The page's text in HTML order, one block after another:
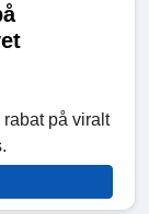
på viralt